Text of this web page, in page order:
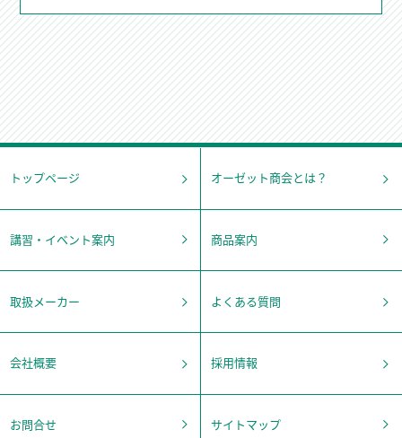
トップページ オーゼット商会とは？
講習・イベント案内 商品案内
取扱メーカー よくある質問
会社概要 採用情報
お問合せ サイトマップ